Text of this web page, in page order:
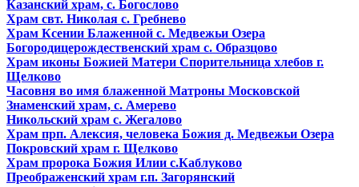
Казанский храм, с. Богослово
Храм свт. Николая с. Гребнево
Храм Ксении Блаженной с. Медвежьи Озера
Богородицерождественский храм с. Образцово
Храм иконы Божией Матери Спорительница хлебов г.
Щелково
Часовня во имя блаженной Матроны Московской
Знаменский храм, с. Амерево
Никольский храм с. Жегалово
Храм прп. Алексия, человека Божия д. Медвежьи Озера
Покровский храм г. Щелково
Храм пророка Божия Илии с.Каблуково
Преображенский храм г.п. Загорянский